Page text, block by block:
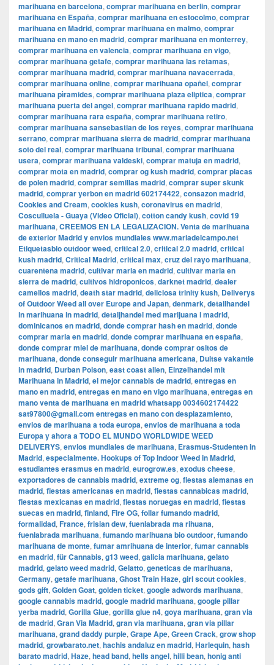
marihuana en barcelona, comprar marihuana en berlin, comprar
marihuana en España, comprar marihuana en estocolmo, comprar
marihuana en Madrid, comprar marihuana en malmo, comprar
marihuana en mano en madrid, comprar marihuana en monterrey,
comprar marihuana en valencia, comprar marihuana en vigo,
comprar marihuana getafe, comprar marihuana las retamas,
comprar marihuana madrid, comprar marihuana navacerrada,
comprar marihuana online, comprar marihuana opañel, comprar
marihuana pìramides, comprar marihuana plaza eliptica, comprar
marihuana puerta del angel, comprar marihuana rapido madrid,
comprar marihuana rara españa, comprar marihuana retiro,
comprar marihuana sansebastian de los reyes, comprar marihuana
serrano, comprar marihuana sierra de madrid, comprar marihuana
soto del real, comprar marihuana tribunal, comprar marihuana
usera, comprar marihuana valdeski, comprar matuja en madrid,
comprar mota en madrid, comprar og kush madrid, comprar placas
de polen madrid, comprar semillas madrid, comprar super skunk
madrid, comprar yerbon en madrid 602174422, consazon madrid,
Cookies and Cream, cookies kush, coronavirus en madrid,
Cosculluela - Guaya (Video Oficial), cotton candy kush, covid 19
marihuana, CREEMOS EN LA LEGALIZACION. Venta de marihuana
de exterior Madrid y envios mundiales www.mariadelcampo.net
Etiquetasbio outdoor weed, critical 2.0, critical 2.0 madrid, critical
kush madrid, Critical Madrid, critical max, cruz del rayo marihuana,
cuarentena madrid, cultivar maria en madrid, cultivar maria en
sierra de madrid, cultivos hidroponicos, darknet madrid, dealer
camellos madrid, death star madrid, deliciosa trinity kush, Deliverys
of Outdoor Weed all over Europe and Japan, denmark, detailhandel
in marihuana in madrid, detaljhandel med marijuana i madrid,
dominicanos en madrid, donde comprar hash en madrid, donde
comprar maria en madrid, donde comprar marihuana en españa,
donde comprar miel de marihuana, donde comprar ositos de
marihuana, donde conseguir marihuana americana, Duitse vakantie
in madrid, Durban Poison, east coast alien, Einzelhandel mit
Marihuana in Madrid, el mejor cannabis de madrid, entregas en
mano en madrid, entregas en mano en vigo marihuana, entregas en
mano venta de marihuana en madrid whatsapp 0034602174422
sat97800@gmail.com entregas en mano con desplazamiento,
envios de marihuana a toda europa, envios de marihuana a toda
Europa y ahora a TODO EL MUNDO WORLDWIDE WEED
DELIVERYS, envios mundiales de marihuana, Erasmus-Studenten in
Madrid, especialmente. Hookups of Top Indoor Weed in Madrid,
estudiantes erasmus en madrid, eurogrow.es, exodus cheese,
exportadores de cannabis madrid, extreme og, fiestas alemanas en
madrid, fiestas americanas en madrid, fiestas cannabicas madrid,
fiestas mexicanas en madrid, fiestas noruegas en madrid, fiestas
suecas en madrid, finland, Fire OG, follar fumando madrid,
formalidad, France, frisian dew, fuenlabrada ma rihuana,
fuenlabrada marihuana, fumando marihuana bio outdoor, fumando
marihuana de monte, fumar amrihuana de interior, fumar cannabis
en madrid, für Cannabis, g13 weed, galicia marihuana, gelato
madrid, gelato weed madrid, Gelatto, geneticas de marihuana,
Germany, getafe marihuana, Ghost Train Haze, girl scout cookies,
gods gift, Golden Goat, golden ticket, google adwords marihuana,
google cannabis madrid, google madrid marihuana, google pillar
yerba madrid, Gorilla Glue, gorilla glue n4, goya marihuana, gran via
de madrid, ​​Gran Via Madrid, gran via marihuana, gran via pillar
marihuana, grand daddy purple, Grape Ape, Green Crack, grow shop
madrid, growbarato.net, hachis andaluz en madrid, Harlequin, hash
barato madrid, Haze, head band, hells angel, hilli bean, honig anti